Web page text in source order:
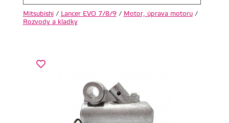
Mitsubishi/ Lancer EVO 7/8/9/ Motor, úprava motoru/
Rozvody a kladky